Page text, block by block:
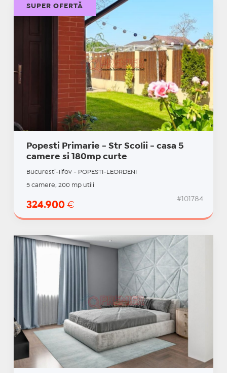
Popesti Primarie - Str Scolii - casa 5
camere si 180mp curte
Bucuresti-Ilfov - POPESTI-LEORDENI
5 camere, 200 mp utili
324.900 €
#101784
SUPER OFERTĂ